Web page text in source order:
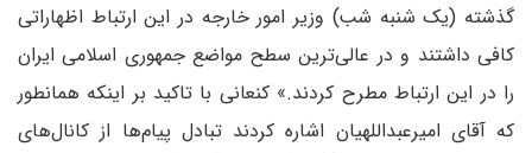
گذشته (یک شنبه شب) وزیر امور خارجه در این ارتباط اظهاراتی
کافی داشتند و در عالی‌ترین سطح مواضع جمهوری اسلامی ایران
را در این ارتباط مطرح کردند.» کنعانی با تاکید بر اینکه همانطور
که آقای امیرعبداللهیان اشاره کردند تبادل پیام‌ها از کانال‌های